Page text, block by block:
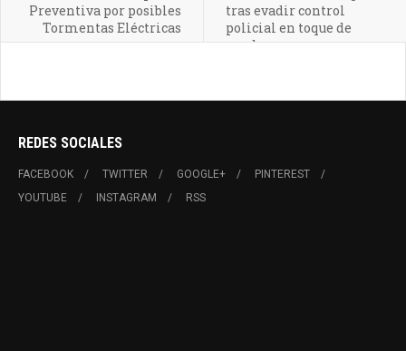
Preventiva por posibles
Tormentas Eléctricas
tras evadir control
policial en toque de
queda
REDES SOCIALES
FACEBOOK TWITTER GOOGLE+
PINTEREST
YOUTUBE
INSTAGRAM RSS